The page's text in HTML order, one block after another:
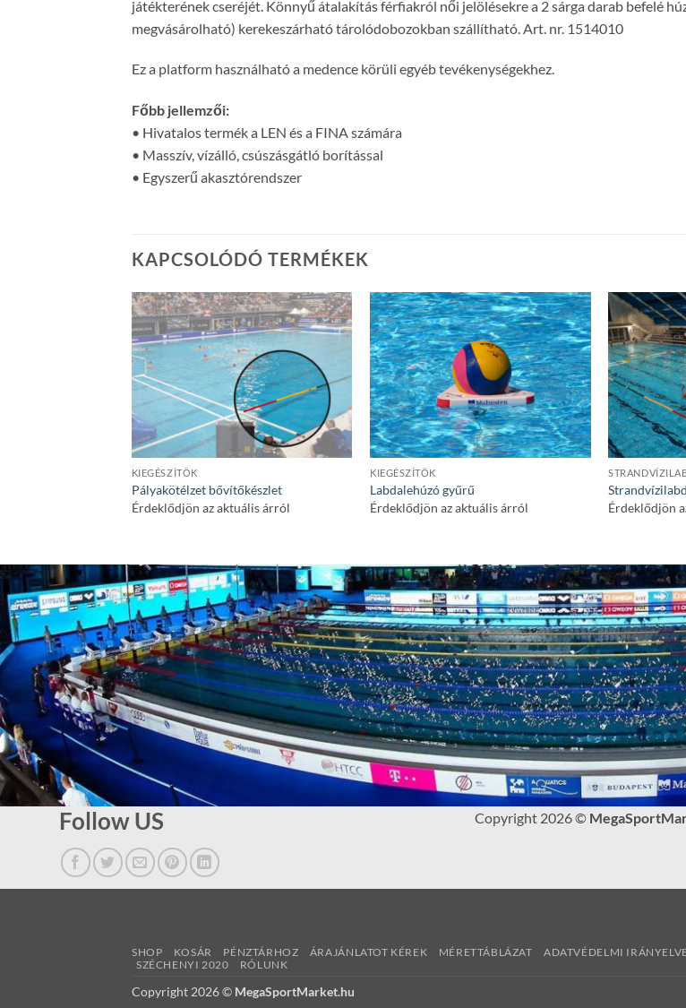
játékterének cseréjét. Könnyű átalakítás férfiakról női jelölésekre a 2 sárga darab befelé
megvásárolható) kerekeszárható tárolódobozokban szállítható. Art. nr. 1514010
Ez a platform használható a medence körüli egyéb tevékenységekhez.
Főbb jellemzői:
• Hivatalos termék a LEN és a FINA számára
• Masszív, vízálló, csúszásgátló borítással
• Egyszerű akasztórendszer
KAPCSOLÓDÓ TERMÉKEK
KIEGÉSZÍTŐK
Pályakötélzet bővítőkészlet
Érdeklődjön az aktuális árról
KIEGÉSZÍTŐK
Labdalehúzó gyűrű
Érdeklődjön az aktuális árról
Érdeklődjön
Follow US Copyright 2026 ©
SHOP KOSÁR PÉNZTÁRHOZ ÁRAJÁNLATOT KÉREK MÉRETTÁBLÁZAT ADATVÉDELMI
SZÉCHENYI 2020
RÓLUNK
Copyright 2026 © MegaSportMarket.hu